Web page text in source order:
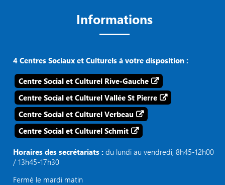
Informations
4 Centres Sociaux et Culturels à votre disposition :
Centre Social et Culturel Rive-Gauche
Centre Social et Culturel Vallée St Pierre
Centre Social et Culturel Verbeau
Centre Social et Culturel Schmit
Horaires des secrétariats :du lundi au vendredi, 8h45-12h00
/ 13h45-17h30
Fermé le mardi matin